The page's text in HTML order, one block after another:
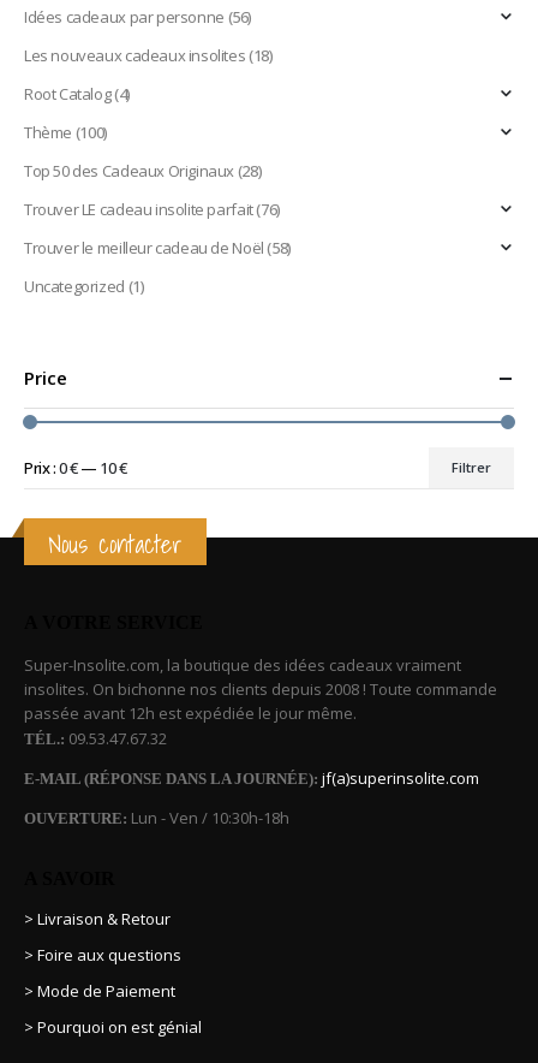
Idées cadeaux par personne (56)
Les nouveaux cadeaux insolites(18)
Root Catalog(4)
Thème (100)
Top 50 des Cadeaux Originaux (28)
Trouver LE cadeau insolite parfait(76)
Trouver le meilleur cadeau de Noël(58)
Uncategorized (1)
Price
Filtrer
Prix :0 €— 10 €
Nous contacter
Super-Insolite.com, la boutique des idées cadeaux vraiment
insolites. On bichonne nos clients depuis 2008 ! Toute commande
passée avant 12h est expédiée le jour même.
TÉL.: 09.53.47.67.32
E-MAIL (RÉPONSE DANS LA JOURNÉE): jf(a)superinsolite.com
OUVERTURE: Lun - Ven / 10:30h-18h
> Livraison & Retour
> Foire aux questions
> Mode de Paiement
> Pourquoi on est génial